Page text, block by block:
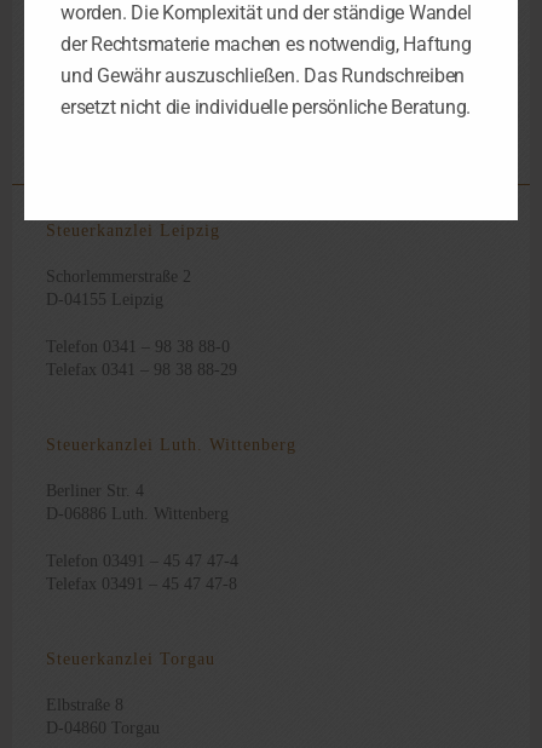
steuerlichen Anerkennung unbedingt vertraglich festgehalten
werden.
Steuerkanzlei Leipzig
Schorlemmerstraße 2
D-04155 Leipzig
Telefon 0341 – 98 38 88-0
Telefax 0341 – 98 38 88-29
Steuerkanzlei Luth. Wittenberg
Berliner Str. 4
D-06886 Luth. Wittenberg
Telefon 03491 – 45 47 47-4
Telefax 03491 – 45 47 47-8
Steuerkanzlei Torgau
Elbstraße 8
D-04860 Torgau
worden. Die Komplexität und der ständige Wandel
der Rechtsmaterie machen es notwendig, Haftung
und Gewähr auszuschließen. Das Rundschreiben
ersetzt nicht die individuelle persönliche Beratung.